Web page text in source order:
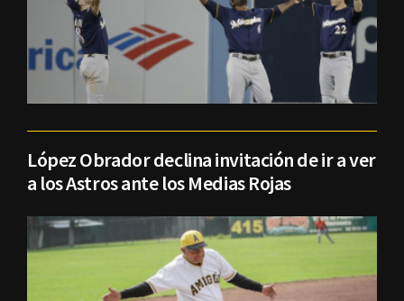
López Obrador declina invitación de ir a ver
a los Astros ante los Medias Rojas